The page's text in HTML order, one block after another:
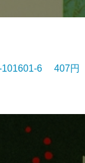
101601-6 407円